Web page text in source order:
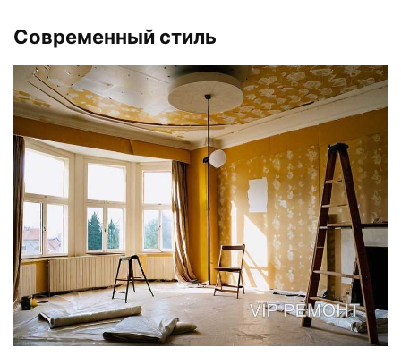
Современный стиль